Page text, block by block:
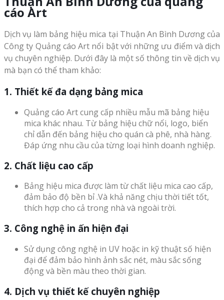
cáo Art
Dịch vụ làm bảng hiệu mica tại Thuận An Bình Dương của
Công ty Quảng cáo Art nổi bật với những ưu điểm và dịch
vụ chuyên nghiệp. Dưới đây là một số thông tin về dịch vụ
mà bạn có thể tham khảo:
1. Thiết kế đa dạng bảng mica
Quảng cáo Art cung cấp nhiều mẫu mã bảng hiệu
mica khác nhau. Từ bảng hiệu chữ nổi, logo, biển
chỉ dẫn đến bảng hiệu cho quán cà phê, nhà hàng.
Đáp ứng nhu cầu của từng loại hình doanh nghiệp.
2. Chất liệu cao cấp
Bảng hiệu mica được làm từ chất liệu mica cao cấp,
đảm bảo độ bền bỉ .Và khả năng chịu thời tiết tốt,
thích hợp cho cả trong nhà và ngoài trời.
3. Công nghệ in ấn hiện đại
Sử dụng công nghệ in UV hoặc in kỹ thuật số hiện
đại để đảm bảo hình ảnh sắc nét, màu sắc sống
động và bền màu theo thời gian.
4. Dịch vụ thiết kế chuyên nghiệp